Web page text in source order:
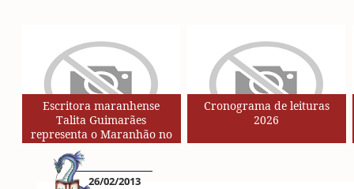
Escritora maranhense
Talita Guimarães
representa o Maranhão no
Circuito de Autores da Rede
SESC de Leituras
Cronograma de leituras
2026
26/02/2013